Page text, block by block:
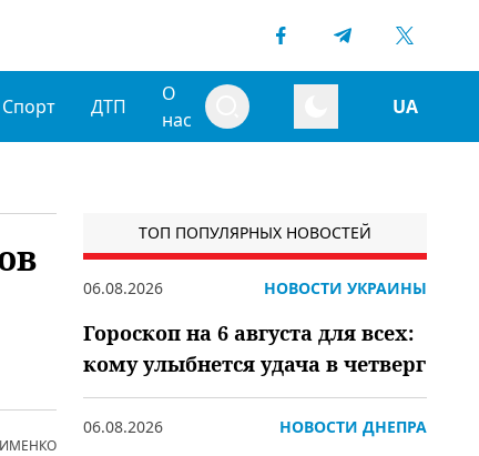
Спорт ДТП
О
нас
UA
ТОП ПОПУЛЯРНЫХ НОВОСТЕЙ
06.08.2026 НОВОСТИ УКРАИНЫ
Гороскоп на 6 августа для всех:
кому улыбнется удача в четверг
06.08.2026 НОВОСТИ ДНЕПРА